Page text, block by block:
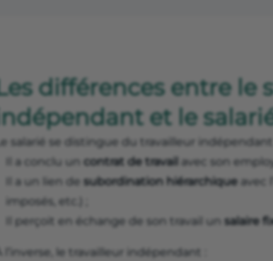
différences entre le
et le
salarié se distingue du travailleur indépendant
Il a conclu un contrat de travail avec son
Il a un lien de subordination hiérarchique avec
imposés, etc.) ;
Il perçoit en échange de son travail un salaire
l’inverse, le travailleur indépendant :